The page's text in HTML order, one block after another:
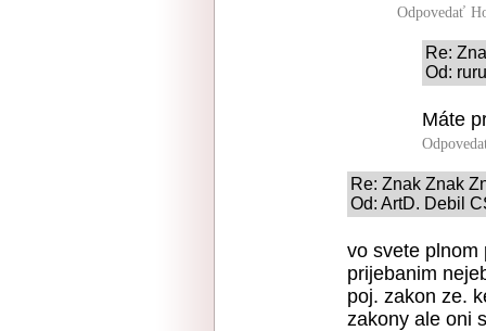
Odpovedať
Re:
Od:
Máte
Re: Znak Znak
Od: ArtD. Debil
vo svete plnom
prijebanim
poj. zakon ze.
zakony ale oni